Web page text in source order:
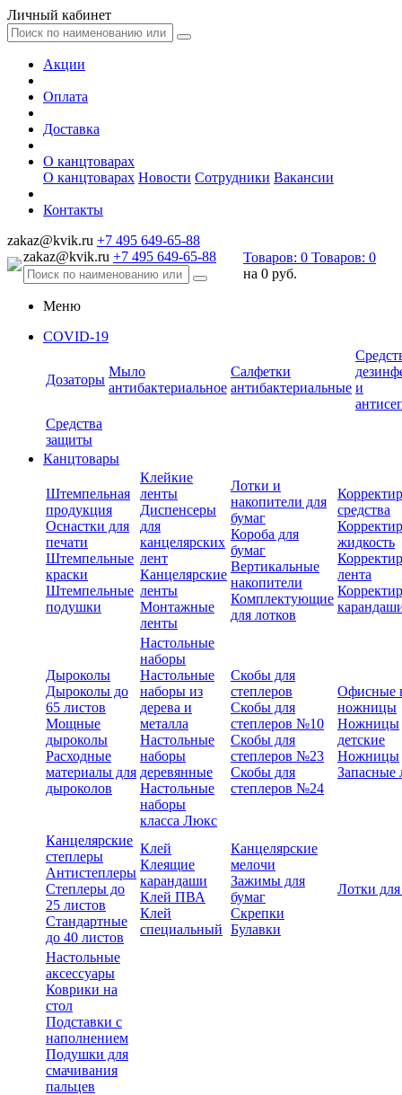
Личный кабинет
Акции
Оплата
Доставка
О канцтоварах
О канцтоварах Новости Сотрудники Вакансии
Контакты
zakaz@kvik.ru +7 495 649-65-88
zakaz@kvik.ru +7 495 649-65-88 Товаров: 0 Товаров: 0
на 0 руб.
Меню
COVID-19
Дозаторы
Мыло
антибактериальное
Салфетки
антибактериальные и
Средства
защиты
Канцтовары
Штемпельная
продукция
Оснастки для
печати
Штемпельные
краски
Штемпельные
подушки
Клейкие
ленты
Диспенсеры
для
канцелярских
лент
Канцелярские
ленты
Монтажные
ленты
Лотки и
накопители для
бумаг
Короба для
бумаг
Вертикальные
накопители
Комплектующие
для лотков
средства
жидкость
лента
Дыроколы
Дыроколы до
65 листов
Мощные
дыроколы
Расходные
материалы для
дыроколов
Настольные
наборы
Настольные
наборы из
дерева и
металла
Настольные
наборы
деревянные
Настольные
наборы
класса Люкс
Скобы для
степлеров
Скобы для
степлеров №10
Скобы для
степлеров №23
Скобы для
степлеров №24
Офисные
ножницы
Ножницы
детские
Ножницы
Запасные
Канцелярские
степлеры
Антистеплеры
Степлеры до
25 листов
Стандартные
до 40 листов
Клей
Клеящие
карандаши
Клей ПВА
Клей
специальный
Канцелярские
мелочи
Зажимы для
бумаг
Скрепки
Булавки
Лотки
Настольные
аксессуары
Коврики на
стол
Подставки с
наполнением
Подушки для
смачивания
пальцев